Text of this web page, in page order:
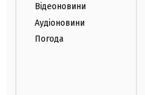
Відеоновини
Аудіоновини
Погода